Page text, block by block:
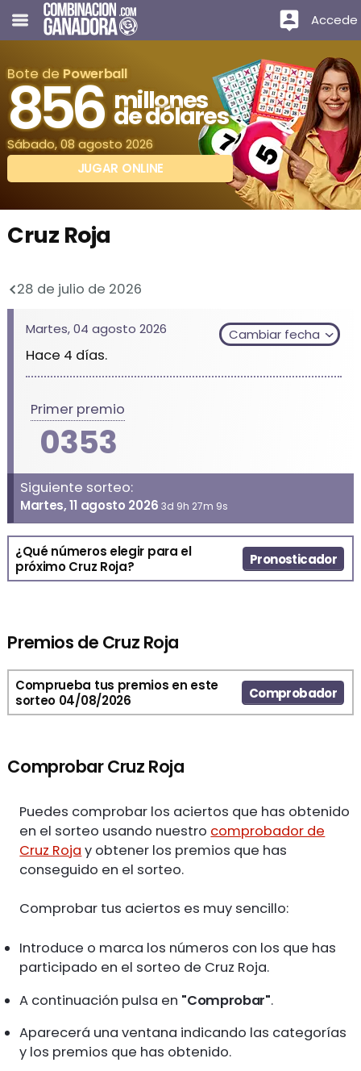
Accede
Bote de Powerball
856 millones
de dólares
Sábado, 08 agosto 2026
JUGAR ONLINE
Cruz Roja
28 de julio de 2026
Martes, 04 agosto 2026 Cambiar fecha
Hace 4 días.
Primer premio
0353
Siguiente sorteo:
Martes, 11 agosto 2026 3d 9h 27m 9s
¿Qué números elegir para el
próximo Cruz Roja?
Pronosticador
Premios de Cruz Roja
Comprueba tus premios en este
sorteo 04/08/2026
Comprobador
Comprobar Cruz Roja
Puedes comprobar los aciertos que has obtenido
en el sorteo usando nuestro comprobador de
Cruz Roja y obtener los premios que has
conseguido en el sorteo.
Comprobar tus aciertos es muy sencillo:
Introduce o marca los números con los que has
participado en el sorteo de Cruz Roja.
A continuación pulsa en "Comprobar".
Aparecerá una ventana indicando las categorías
y los premios que has obtenido.